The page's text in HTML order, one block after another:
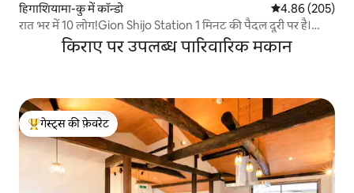
हिगाशियामा-कु में कॉन्डो औसत रेटिंग 5 में से
4.86 (205)
रात भर में 10 लोग!Gion Shijo Station 1 मिनट की पैदल दूरी पर है।
खिड़की से यासाका तीर्थ, चियोन - इन और मिनामिज़ा को देखने वाली एक
अच्छी लोकेशन।पालतू जीवों को लाने की इजाज़त है!
किराए पर उपलब्ध पारिवारिक मकान
गेस्ट्स का टॉप फ़ेवरेट
गेस्ट्स की फ़ेवरेट